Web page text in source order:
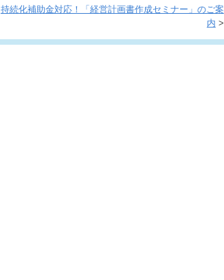
持続化補助金対応！「経営計画書作成セミナー」のご案
内 >